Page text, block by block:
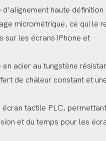
haute définition
micrométrique, ce qui le
sur les écrans iPhone et
acier au tungstène
de chaleur constant et
tactile PLC,
et du temps pour les